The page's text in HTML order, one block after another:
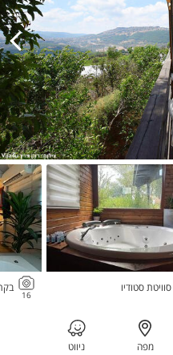
סוויטת סטודיו
16
מפה ניווט